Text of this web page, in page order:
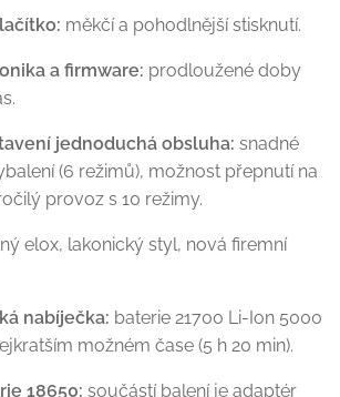
měkčí a pohodlnější stisknutí.
a firmware: prodloužené doby
jednoduchá obsluha: snadné
(6 režimů), možnost přepnutí na
provoz s 10 režimy.
elox, lakonický styl, nová firemní
nabíječka: baterie 21700 Li-Ion 5000
možném čase (5 h 20 min).
18650: součástí balení je adaptér